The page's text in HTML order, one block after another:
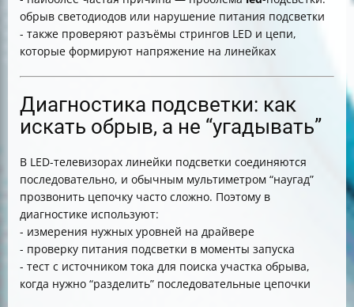
обрыв светодиодов или нарушение питания подсветки
- также проверяют разъёмы стрингов LED и цепи,
которые формируют напряжение на линейках
Диагностика подсветки: как
искать обрыв, а не “угадывать”
В LED-телевизорах линейки подсветки соединяются
последовательно, и обычным мультиметром “наугад”
прозвонить цепочку часто сложно. Поэтому в
диагностике используют:
- измерения нужных уровней на драйвере
- проверку питания подсветки в моменты запуска
- тест с источником тока для поиска участка обрыва,
когда нужно “разделить” последовательные цепочки